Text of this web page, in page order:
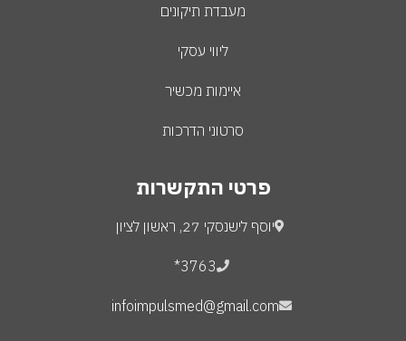
מעבדת תיקונים
ליווי עסקי
איימות מכשיר
סרטוני הדרכות
פרטי התקשרות
יוסף לישנסקי 27, ראשון לציון
3763*
infoimpulsmed@gmail.com